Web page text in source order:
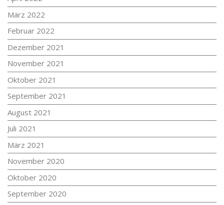
März 2022
Februar 2022
Dezember 2021
November 2021
Oktober 2021
September 2021
August 2021
Juli 2021
März 2021
November 2020
Oktober 2020
September 2020